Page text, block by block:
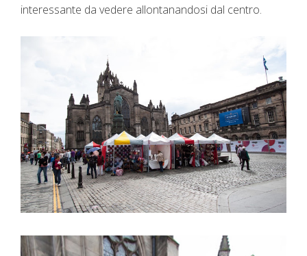
interessante da vedere allontanandosi dal centro.